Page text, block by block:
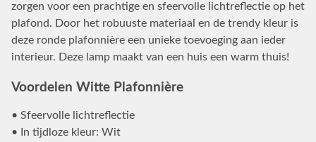
zorgen voor een prachtige en sfeervolle lichtreflectie op het
plafond. Door het robuuste materiaal en de trendy kleur is
deze ronde plafonnière een unieke toevoeging aan ieder
interieur. Deze lamp maakt van een huis een warm thuis!
Voordelen Witte Plafonnière
• Sfeervolle lichtreflectie
• In tijdloze kleur: Wit